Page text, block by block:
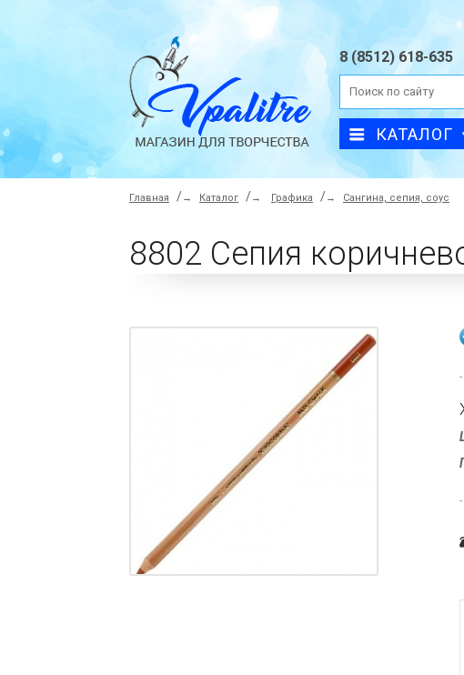
8 (8512) 618-635
КАТАЛОГ
Главная → Каталог → Графика → Сангина, сепия, соус
8802 Ceпия